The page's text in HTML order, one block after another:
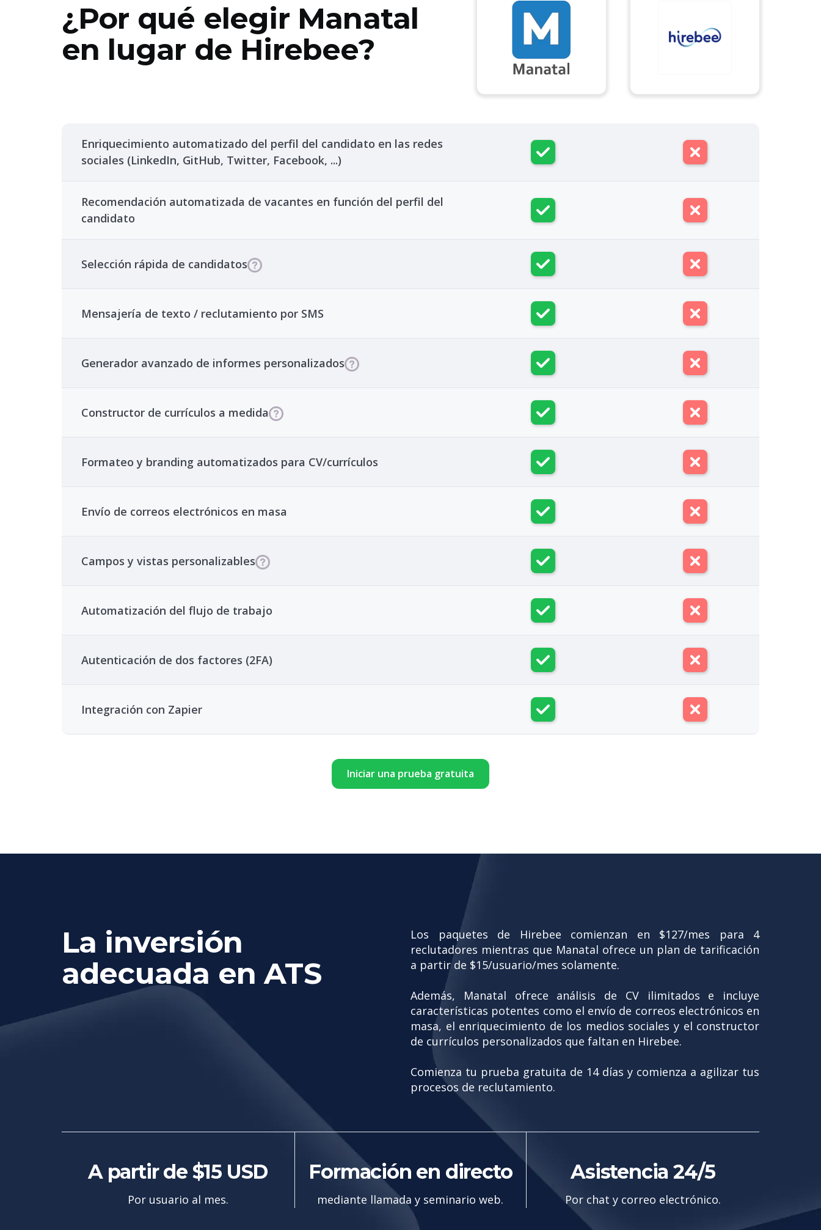
¿Por qué elegir Manatal
en lugar de Hirebee?
Enriquecimiento automatizado del perfil del candidato en las redes
sociales (LinkedIn, GitHub, Twitter, Facebook, ...)
Recomendación automatizada de vacantes en función del perfil del
candidato
Selección rápida de candidatos
Mensajería de texto / reclutamiento por SMS
Generador avanzado de informes personalizados
Constructor de currículos a medida
Formateo y branding automatizados para CV/currículos
Envío de correos electrónicos en masa
Campos y vistas personalizables
Automatización del flujo de trabajo
Autenticación de dos factores (2FA)
Integración con Zapier
Iniciar una prueba gratuita
La inversión
adecuada en ATS
Los paquetes de Hirebee comienzan en $127/mes para 4
reclutadores mientras que Manatal ofrece un plan de tarificación
a partir de $15/usuario/mes solamente.
Además, Manatal ofrece análisis de CV ilimitados e incluye
características potentes como el envío de correos electrónicos en
masa, el enriquecimiento de los medios sociales y el constructor
de currículos personalizados que faltan en Hirebee.
Comienza tu prueba gratuita de 14 días y comienza a agilizar tus
procesos de reclutamiento.
A partir de $15 USD
Por usuario al mes.
Formación en directo
mediante llamada y seminario web.
Asistencia 24/5
Por chat y correo electrónico.